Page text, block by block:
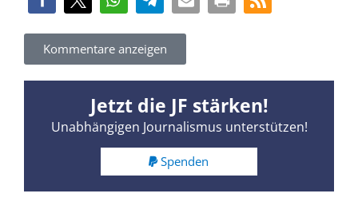
Kommentare anzeigen
Jetzt die JF stärken!
Unabhängigen Journalismus unterstützen!
Spenden